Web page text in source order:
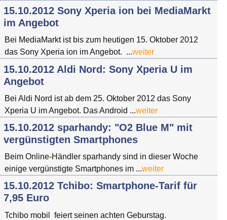
15.10.2012 Sony Xperia ion bei MediaMarkt
im Angebot
Bei MediaMarkt ist bis zum heutigen 15. Oktober 2012
das Sony Xperia ion im Angebot. ...weiter
15.10.2012 Aldi Nord: Sony Xperia U im
Angebot
Bei Aldi Nord ist ab dem 25. Oktober 2012 das Sony
Xperia U im Angebot. Das Android ...weiter
15.10.2012 sparhandy: "O2 Blue M" mit
vergünstigten Smartphones
Beim Online-Händler sparhandy sind in dieser Woche
einige vergünstigte Smartphones im ...weiter
15.10.2012 Tchibo: Smartphone-Tarif für
7,95 Euro
Tchibo mobil feiert seinen achten Geburstag.